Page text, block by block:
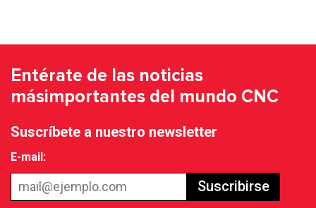
Entérate de las noticias
másimportantes del mundo CNC
Suscríbete a nuestro newsletter
E-mail:
Suscribirse